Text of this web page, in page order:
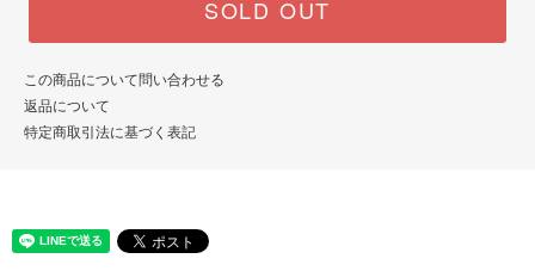
SOLD OUT
この商品について問い合わせる
返品について
特定商取引法に基づく表記